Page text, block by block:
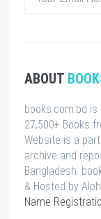
ABOUT
books.com.bd
27,500+ Books
Website is a
archive and
Bangladesh.
& Hosted by
Name